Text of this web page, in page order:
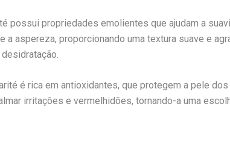
possui propriedades emolientes que ajudam a
aspereza, proporcionando uma textura suave e
é rica em antioxidantes, que protegem a pele
irritações e vermelhidões, tornando-a uma